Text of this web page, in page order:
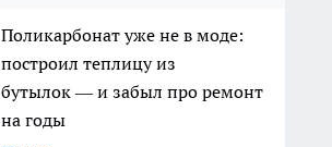
Поликарбонат уже не в моде:
построил теплицу из
бутылок — и забыл про ремонт
на годы